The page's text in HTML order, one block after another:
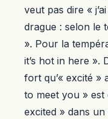
veut pas dire «
drague : selon le
». Pour la
it’s hot in here ».
fort qu’« excité »
to meet you » est
excited » dans